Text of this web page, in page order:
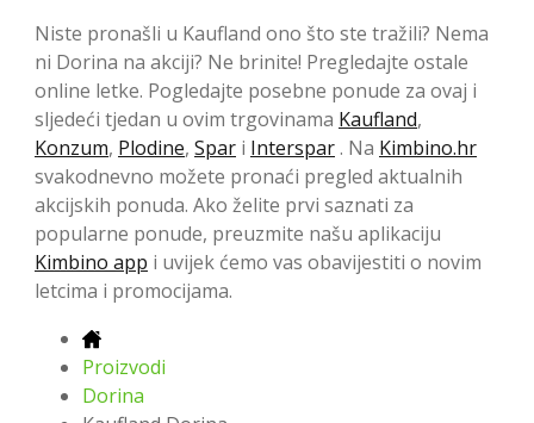
Niste pronašli u Kaufland ono što ste tražili? Nema
ni Dorina na akciji? Ne brinite! Pregledajte ostale
online letke. Pogledajte posebne ponude za ovaj i
sljedeći tjedan u ovim trgovinama Kaufland,
Konzum, Plodine, Spar i Interspar. Na Kimbino.hr
svakodnevno možete pronaći pregled aktualnih
akcijskih ponuda. Ako želite prvi saznati za
popularne ponude, preuzmite našu aplikaciju
Kimbino app i uvijek ćemo vas obavijestiti o novim
letcima i promocijama.
Proizvodi
Dorina